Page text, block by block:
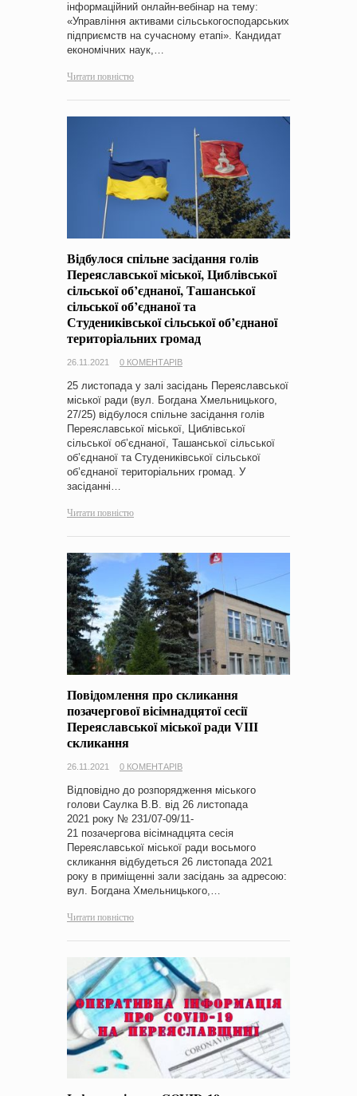
інформаційний онлайн-вебінар на тему:
«Управління активами сільськогосподарських
підприємств на сучасному етапі». Кандидат
економічних наук,…
Читати повністю
Відбулося спільне засідання голів
Переяславської міської, Циблівської
сільської об’єднаної, Ташанської
сільської об’єднаної та
Студениківської сільської об’єднаної
територіальних громад
26.11.2021 0 КОМЕНТАРІВ
25 листопада у залі засідань Переяславської
міської ради (вул. Богдана Хмельницького,
27/25) відбулося спільне засідання голів
Переяславської міської, Циблівської
сільської об’єднаної, Ташанської сільської
об’єднаної та Студениківської сільської
об’єднаної територіальних громад. У
засіданні…
Читати повністю
Повідомлення про скликання
позачергової вісімнадцятої сесії
Переяславської міської ради VІІІ
скликання
26.11.2021 0 КОМЕНТАРІВ
Відповідно до розпорядження міського
голови Саулка В.В. від 26 листопада
2021 року № 231/07-09/11-
21 позачергова вісімнадцята сесія
Переяславської міської ради восьмого
скликання відбудеться 26 листопада 2021
року в приміщенні зали засідань за адресою:
вул. Богдана Хмельницького,…
Читати повністю